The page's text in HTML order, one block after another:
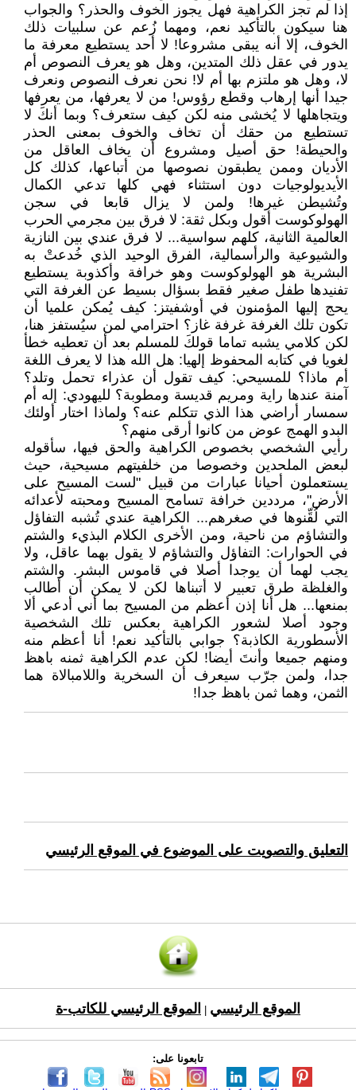
إذا لم تجز الكراهية فهل يجوز الخوف والحذر؟ والجواب
هنا سيكون بالتأكيد نعم، ومهما زُعم عن سلبيات ذلك
الخوف، إلا أنه يبقى مشروعا! لا أحد يستطيع معرفة ما
يدور في عقل ذلك المتدين، وهل هو يعرف النصوص أم
لا، وهل هو ملتزم بها أم لا! نحن نعرف النصوص ونعرف
جيدا أنها إرهاب وقطع رؤوس! من لا يعرفها، من يعرفها
ويتجاهلها لا يُخشى منه لكن كيف ستعرف؟ وبما أنكَ لا
تستطيع من حقك أن تخاف والخوف بمعنى الحذر
والحيطة! حق أصيل ومشروع أن يخاف العاقل من
الأديان وممن يطبقون نصوصها من أتباعها، كذلك كل
الأيديولوجيات دون استثناء فهي كلها تدعي الكمال
وتُشيطن غيرها! ولمن لا يزال قابعا في سجن
الهولوكوست أقول وبكل ثقة: لا فرق بين مجرمي الحرب
العالمية الثانية، كلهم سواسية... لا فرق عندي بين النازية
والشيوعية والرأسمالية، الفرق الوحيد الذي خُدعتْ به
البشرية هو الهولوكوست وهو خرافة وأكذوبة يستطيع
تفنيدها طفل صغير فقط بسؤال بسيط عن الغرفة التي
يحج إليها المؤمنون في أوشفيتز: كيف يُمكن علميا أن
تكون تلك الغرفة غرفة غاز؟ احترامي لمن سيُستفز هنا،
لكن كلامي يشبه تماما قولكَ للمسلم بعد أن تعطيه خطأ
لغويا في كتابه المحفوظ إلهيا: هل الله هذا لا يعرف اللغة
أم ماذا؟ للمسيحي: كيف تقول أن عذراء تحمل وتلد؟
آمنة عندها راية ومريم قديسة ومطوبة؟ لليهودي: إله أم
سمسار أراضي هذا الذي تتكلم عنه؟ ولماذا اختار أولئك
البدو الهمج عوض من كانوا أرقى منهم؟
رأيي الشخصي بخصوص الكراهية والحق فيها، سأقوله
لبعض الملحدين وخصوصا من خلفيتهم مسيحية، حيث
يستعملون أحيانا عبارات من قبيل "لست المسيح على
الأرض"، مرددين خرافة تسامح المسيح ومحبته لأعدائه
التي لُقِّنوها في صغرهم... الكراهية عندي تُشبه التفاؤل
والتشاؤم من ناحية، ومن الأخرى الكلام البذيء والشتم
في الحوارات: التفاؤل والتشاؤم لا يقول بهما عاقل، ولا
يجب لهما أن يوجدا أصلا في قاموس البشر. والشتم
والغلظة طرق تعبير لا أتبناها لكن لا يمكن أن أطالب
بمنعها... هل أنا إذن أعظم من المسيح بما أني أدعي ألا
وجود أصلا لشعور الكراهية بعكس تلك الشخصية
الأسطورية الكاذبة؟ جوابي بالتأكيد نعم! أنا أعظم منه
ومنهم جميعا وأنتَ أيضا! لكن عدم الكراهية ثمنه باهظ
جدا، ولمن جرّب سيعرف أن السخرية واللامبالاة هما
الثمن، وهما ثمن باهظ جدا!
التعليق والتصويت على الموضوع في الموقع الرئيسي
الموقع الرئيسي الموقع الرئيسي للكاتب-ة
تابعونا على: